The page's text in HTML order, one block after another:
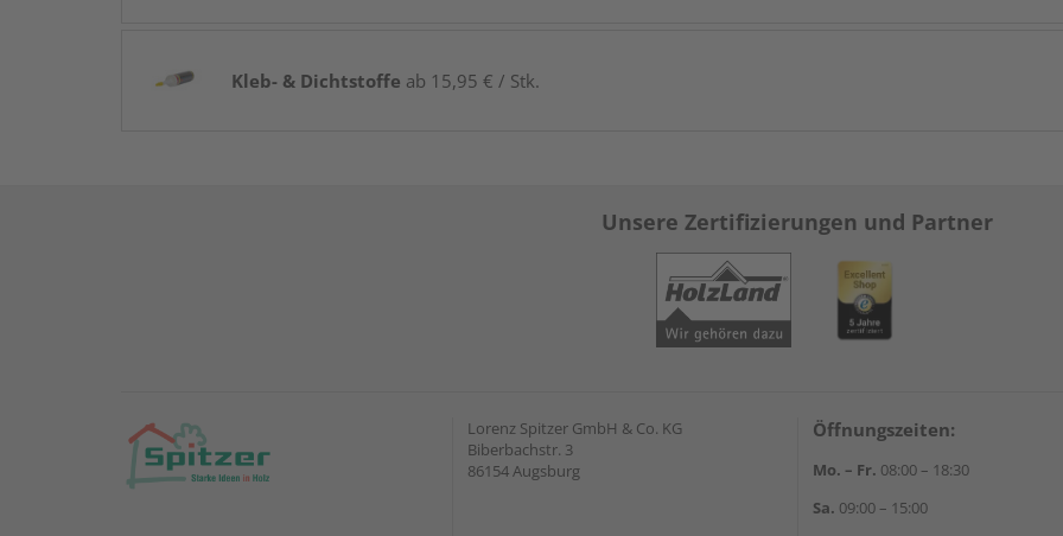
Kleb- & Dichtstoffe ab 15,95 € / Stk.
Unsere Zertifizierungen und Partner
Lorenz Spitzer GmbH & Co. KG
Biberbachstr. 3
86154 Augsburg
Öffnungszeiten:
Mo. – Fr. 08:00 – 18:30
Sa. 09:00 – 15:00